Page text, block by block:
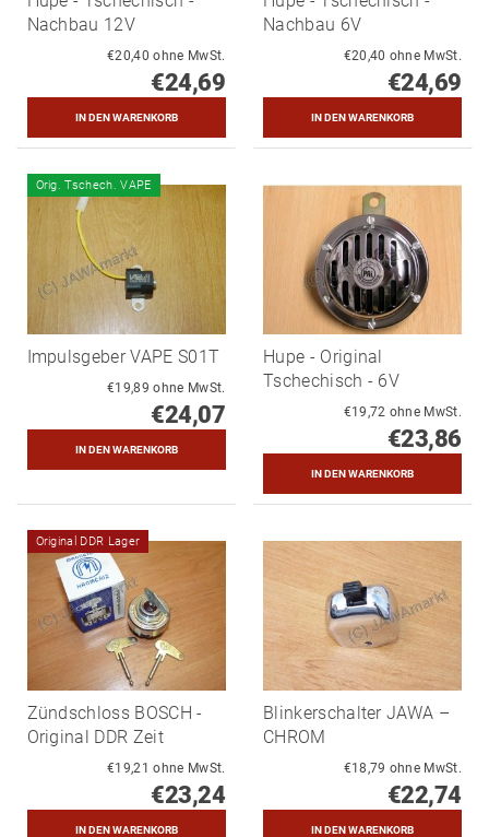
Nachbau 12V
€20,40 ohne MwSt.
€24,69
Nachbau 6V
€20,40 ohne MwSt.
€24,69
Orig. Tschech. VAPE
Impulsgeber VAPE S01T
€19,89 ohne MwSt.
€24,07
Hupe - Original
Tschechisch - 6V
€19,72 ohne MwSt.
€23,86
Original DDR Lager
Zündschloss BOSCH -
Original DDR Zeit
€19,21 ohne MwSt.
€23,24
Blinkerschalter JAWA –
CHROM
€18,79 ohne MwSt.
€22,74